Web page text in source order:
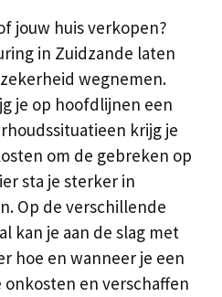
jouw huis verkopen?
in Zuidzande laten
wegnemen.
je op hoofdlijnen een
krijg je
om de gebreken op
sta je sterker in
Op de verschillende
kan je aan de slag met
hoe en wanneer je een
en verschaffen